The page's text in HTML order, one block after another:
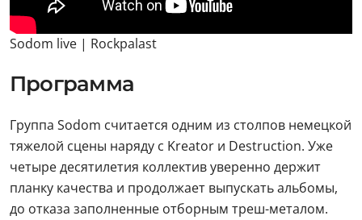
Sodom live | Rockpalast
Программа
Группа Sodom считается одним из столпов немецкой
тяжелой сцены наряду с Kreator и Destruction. Уже
четыре десятилетия коллектив уверенно держит
планку качества и продолжает выпускать альбомы,
до отказа заполненные отборным треш-металом.